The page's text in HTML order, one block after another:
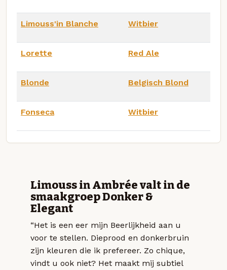
Limouss'in Blanche Witbier
Lorette Red Ale
Blonde Belgisch Blond
Fonseca Witbier
Limouss in Ambrée valt in de
smaakgroep Donker &
Elegant
“Het is een eer mijn Beerlijkheid aan u
voor te stellen. Dieprood en donkerbruin
zijn kleuren die ik prefereer. Zo chique,
vindt u ook niet? Het maakt mij subtiel